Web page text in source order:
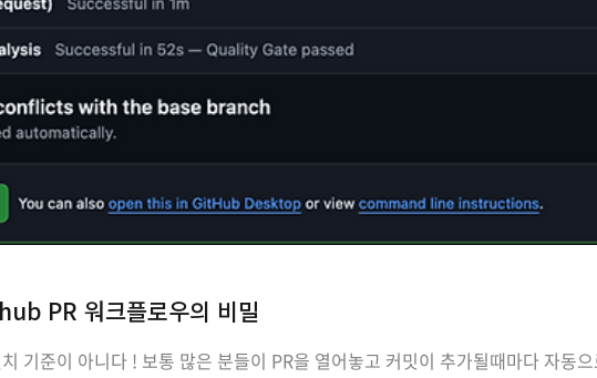
PR 워크플로우의 비밀
기준이 아니다 ! 보통 많은 분들이 PR을 열어놓고 커밋이 추가될때마다 자동